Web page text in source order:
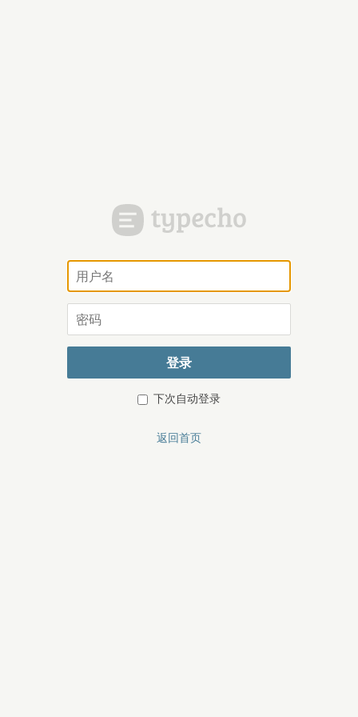
用
户
名
密
登录
下次自动登录
返回首页